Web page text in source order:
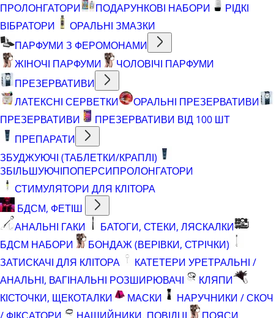
ПРОЛОНГАТОРИ
ПОДАРУНКОВІ НАБОРИ
РІДКІ
ВІБРАТОРИ
ОРАЛЬНІ ЗМАЗКИ
ПАРФУМИ З ФЕРОМОНАМИ
ЖІНОЧІ ПАРФУМИ
ЧОЛОВІЧІ ПАРФУМИ
ПРЕЗЕРВАТИВИ
ЛАТЕКСНІ СЕРВЕТКИ
ОРАЛЬНІ ПРЕЗЕРВАТИВИ
ПРЕЗЕРВАТИВИ
ПРЕЗЕРВАТИВИ ВІД 100 ШТ
ПРЕПАРАТИ
ЗБУДЖУЮЧІ (ТАБЛЕТКИ/КРАПЛІ)
ЗБІЛЬШУЮЧІПОПЕРСИПРОЛОНГАТОРИ
СТИМУЛЯТОРИ ДЛЯ КЛІТОРА
БДСМ, ФЕТІШ
АНАЛЬНІ ГАКИ
БАТОГИ, СТЕКИ, ЛЯСКАЛКИ
БДСМ НАБОРИ
БОНДАЖ (ВЕРІВКИ, СТРІЧКИ)
ЗАТИСКАЧІ ДЛЯ КЛІТОРА
КАТЕТЕРИ УРЕТРАЛЬНІ /
АНАЛЬНІ, ВАГІНАЛЬНІ РОЗШИРЮВАЧІ
КЛЯПИ
КІСТОЧКИ, ЩЕКОТАЛКИ
МАСКИ
НАРУЧНИКИ / СКОЧ